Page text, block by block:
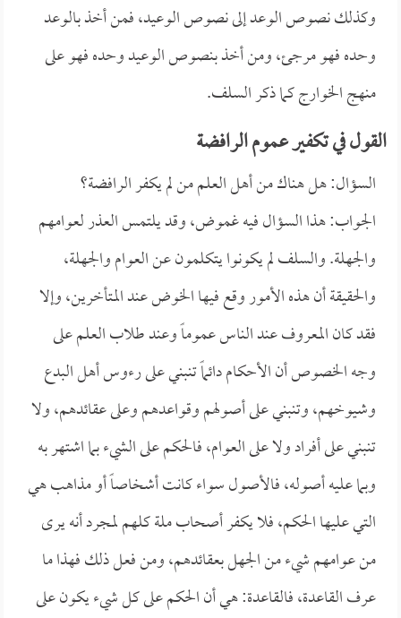
وكذلك نصوص الوعد إلى نصوص الوعيد، فمن أخذ بالوعد
وحده فهو مرجئ، ومن أخذ بنصوص الوعيد وحده فهو على
منهج الخوارج كما ذكر السلف.
القول في تكفير عموم الرافضة
السؤال: هل هناك من أهل العلم من لم يكفر الرافضة؟
الجواب: هذا السؤال فيه غموض، وقد يلتمس العذر لعوامهم
والجهلة. والسلف لم يكونوا يتكلمون عن العوام والجهلة،
والحقيقة أن هذه الأمور وقع فيها الخوض عند المتأخرين، وإلا
فقد كان المعروف عند الناس عموماً وعند طلاب العلم على
وجه الخصوص أن الأحكام دائماً تنبني على رءوس أهل البدع
وشيوخهم، وتنبني على أصولهم وقواعدهم وعلى عقائدهم، ولا
تنبني على أفراد ولا على العوام، فالحكم على الشيء بما اشتهر به
وبما عليه أصوله، فالأصول سواء كانت أشخاصاً أو مذاهب هي
التي عليها الحكم، فلا يكفر أصحاب ملة كلهم لمجرد أنه يرى
من عوامهم شيء من الجهل بعقائدهم، ومن فعل ذلك فهذا ما
عرف القاعدة، فالقاعدة: هي أن الحكم على كل شيء يكون على